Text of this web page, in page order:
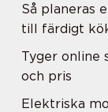
Så planeras
till färdigt
Tyger online
och pris
Elektriska